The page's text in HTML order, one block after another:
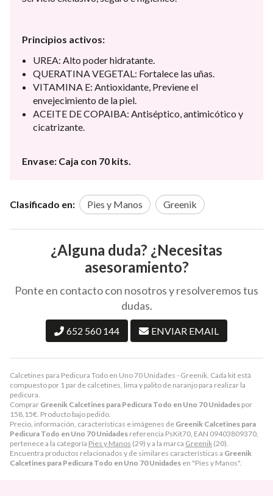
Calcetines para Pedicura Todo en Uno 70 Unidades - Greenik. Cada kit está
compuesto por 1 par de calcetines, lima y palito de naranjo para realizar la
pedicura.
Comprar Greenik Calcetines para Pedicura Todo en Uno 70 Unidades por
158,15€ . Producto bajo pedido.
Precio, información, características e imágenes de Greenik Calcetines para
Pedicura Todo en Uno 70 Unidades referencia PsKit70, EAN 09403809370,
pertenece a la categoría Pies y Manos (29) y a la marca Greenik (20).
Encuentra productos relacionados y de similares características a Greenik
Calcetines para Pedicura Todo en Uno 70 Unidades en "Pies y Manos".
Principios activos:
UREA: Alto poder hidratante.
QUERATINA VEGETAL: Fortalece las uñas.
VITAMINA E: Antioxidante, Previene el
envejecimiento de la piel.
ACEITE DE COPAIBA: Antiséptico, antimicótico y
cicatrizante.
Envase: Caja con 70 kits.
Clasificado en: Pies y Manos Greenik
¿Alguna duda? ¿Necesitas
asesoramiento?
Ponte en contacto con nosotros y resolveremos tus
dudas.
652 560 144 ENVIAR EMAIL